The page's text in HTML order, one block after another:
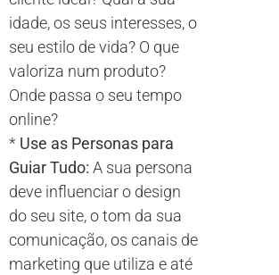
idade, os seus interesses, o
seu estilo de vida? O que
valoriza num produto?
Onde passa o seu tempo
online?
* Use as Personas para
Guiar Tudo: A sua persona
deve influenciar o design
do seu site, o tom da sua
comunicação, os canais de
marketing que utiliza e até